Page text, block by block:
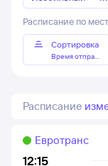
Расписание по
Сортировка
Время
Расписание
12:15
Евротранс